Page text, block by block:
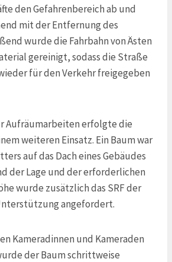
den Gefahrenbereich ab und
mit der Entfernung des
wurde die Fahrbahn von Ästen
gereinigt, sodass die Straße
für den Verkehr freigegeben
Aufräumarbeiten erfolgte die
weiteren Einsatz. Ein Baum war
auf das Dach eines Gebäudes
der Lage und der erforderlichen
wurde zusätzlich das SRF der
angefordert.
Kameradinnen und Kameraden
der Baum schrittweise